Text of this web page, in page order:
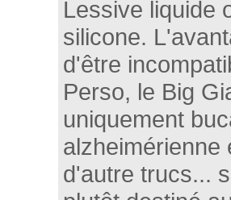
Lessive liquide
silicone.
d'être
Perso, le Big
uniquement
alzheimérienne
d'autre trucs...